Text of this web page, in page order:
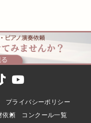
プライバシーポリシー
依頼 コンクール一覧